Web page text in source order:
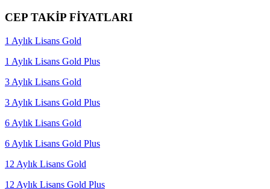
CEP TAKİP FİYATLARI
1 Aylık Lisans Gold
1 Aylık Lisans Gold Plus
3 Aylık Lisans Gold
3 Aylık Lisans Gold Plus
6 Aylık Lisans Gold
6 Aylık Lisans Gold Plus
12 Aylık Lisans Gold
12 Aylık Lisans Gold Plus